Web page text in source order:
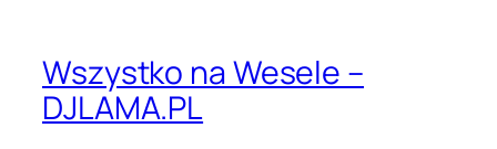
Wszystko na Wesele –
DJLAMA.PL